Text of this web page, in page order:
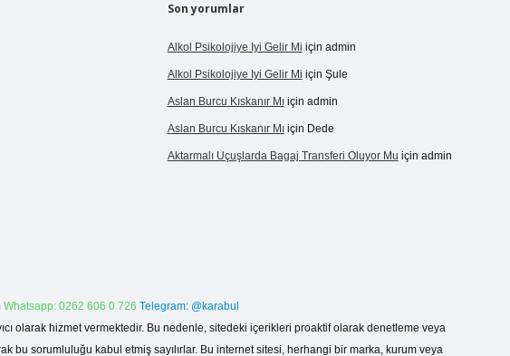
Son yorumlar
Alkol Psikolojiye Iyi Gelir Mi için admin
Alkol Psikolojiye Iyi Gelir Mi için Şule
Aslan Burcu Kıskanır Mıiçin admin
Aslan Burcu Kıskanır Mıiçin Dede
Aktarmalı Uçuşlarda Bagaj Transferi Oluyor Mu için admin
Whatsapp: 0262 606 0 726 Telegram: @karabul
olarak hizmet vermektedir. Bu nedenle, sitedeki içerikleri proaktif olarak denetleme veya
bu sorumluluğu kabul etmiş sayılırlar. Bu internet sitesi, herhangi bir marka, kurum veya